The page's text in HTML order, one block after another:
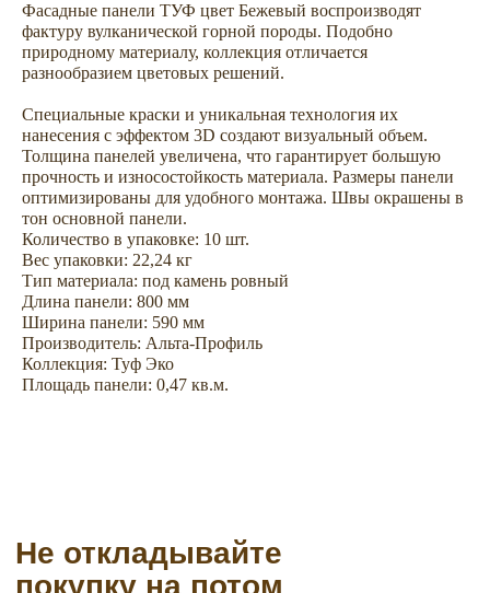
Фасадные панели ТУФ цвет Бежевый воспроизводят
фактуру вулканической горной породы. Подобно
природному материалу, коллекция отличается
разнообразием цветовых решений.
Специальные краски и уникальная технология их
нанесения с эффектом 3D создают визуальный объем.
Толщина панелей увеличена, что гарантирует большую
прочность и износостойкость материала. Размеры панели
оптимизированы для удобного монтажа. Швы окрашены в
тон основной панели.
Количество в упаковке: 10 шт.
Вес упаковки: 22,24 кг
Тип материала: под камень ровный
Длина панели: 800 мм
Ширина панели: 590 мм
Производитель: Альта-Профиль
Коллекция: Туф Эко
Площадь панели: 0,47 кв.м.
Не откладывайте
покупку на потом